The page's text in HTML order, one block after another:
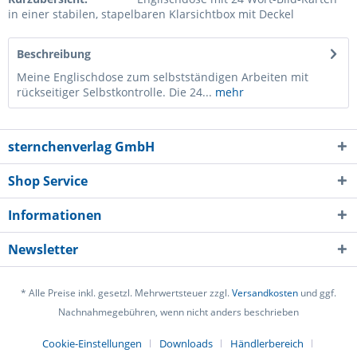
in einer stabilen, stapelbaren Klarsichtbox mit Deckel
Beschreibung
Meine Englischdose zum selbstständigen Arbeiten mit
rückseitiger Selbstkontrolle. Die 24... mehr
sternchenverlag GmbH
Shop Service
Informationen
Newsletter
* Alle Preise inkl. gesetzl. Mehrwertsteuer zzgl.Versandkosten und ggf.
Nachnahmegebühren, wenn nicht anders beschrieben
Cookie-Einstellungen Downloads Händlerbereich